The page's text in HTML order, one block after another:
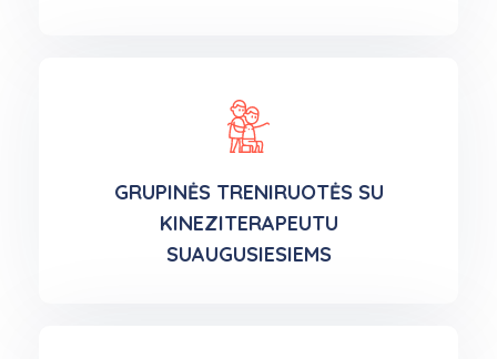
GRUPINĖS TRENIRUOTĖS SU
KINEZITERAPEUTU
SUAUGUSIESIEMS